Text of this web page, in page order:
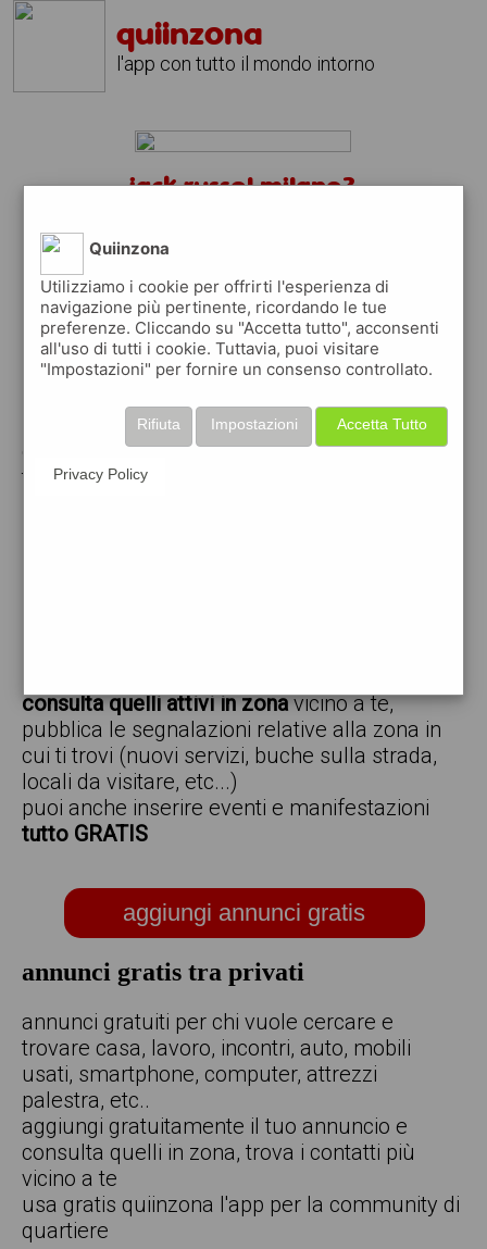
quiinzona
l'app con tutto il mondo intorno
jack russel milano?
↴
scarica gratis app
pubblica gratis i tuoi annunci
con quiinzona puoi inserire gratuitamente i
tuoi annunci per :
consulta quelli attivi in zonavicino a te,
pubblica le segnalazioni relative alla zona in
cui ti trovi (nuovi servizi, buche sulla strada,
locali da visitare, etc...)
puoi anche inserire eventi e manifestazioni
tutto GRATIS
aggiungi annunci gratis
annunci gratis tra privati
annunci gratuiti per chi vuole cercare e
trovare casa, lavoro, incontri, auto, mobili
usati, smartphone, computer, attrezzi
palestra, etc..
aggiungi gratuitamente il tuo annuncio e
consulta quelli in zona, trova i contatti più
vicino a te
usa gratis quiinzona l'app per la community di
quartiere
Quiinzona
Utilizziamo i cookie per offrirti l'esperienza di
navigazione più pertinente, ricordando le tue
preferenze. Cliccando su "Accetta tutto", acconsenti
all'uso di tutti i cookie. Tuttavia, puoi visitare
"Impostazioni" per fornire un consenso controllato.
Accetta Tutto
Impostazioni
Rifiuta
Privacy Policy